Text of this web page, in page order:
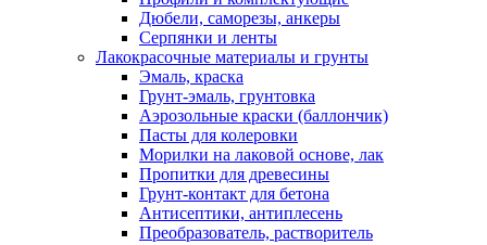
Дюбели, саморезы, анкеры
Серпянки и ленты
Лакокрасочные материалы и грунты
Эмаль, краска
Грунт-эмаль, грунтовка
Аэрозольные краски (баллончик)
Пасты для колеровки
Морилки на лаковой основе, лак
Пропитки для древесины
Грунт-контакт для бетона
Антисептики, антиплесень
Преобразователь, растворитель